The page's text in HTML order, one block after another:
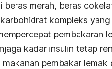
beras merah, beras
kompleks
pembakaran
kadar insulin tetap
pembakar lemak